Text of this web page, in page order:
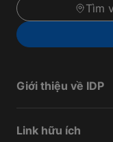
Tìm
Giới thiệu về IDP
Link hữu ích